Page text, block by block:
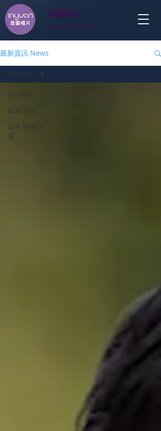
音圓唱片
Inyuan Music
最新資訊 News
日常專欄分
享
All Posts